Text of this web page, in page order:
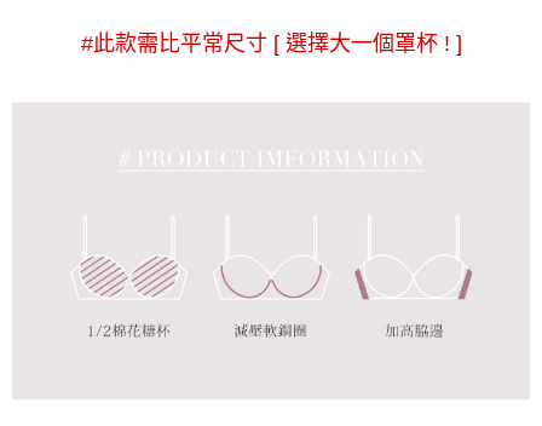
#此款需比平常尺寸 [ 選擇大一個罩杯 ! ]